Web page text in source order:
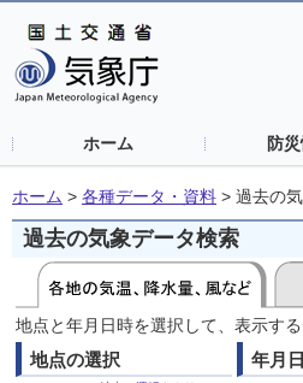
ホーム 防
ホーム > 各種データ・資料 > 過去の
過去の気象データ検索
地点と年月日時を選択して、表示す
地点の選択 年月